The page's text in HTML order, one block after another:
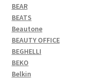
BEAR
BEATS
Beautone
BEAUTY OFFICE
BEGHELLI
BEKO
Belkin